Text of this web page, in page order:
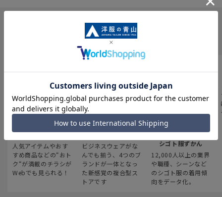
INFORMATION
最新のお買い得情報
人気アイテムやおす
すめ商品などの“おト
ク“が満載のチラシが
Webでも見られる！
スーツスクエア
ビジネスウェアがな
んでも揃う、4つのブ
ランドが一体となっ
た新感覚の複合型ス
トアです
みんなの
シゴト服ずかん
12,000人以上の業界
や職種、シーンなど
のシゴト服の着用傾
向をデータ化。